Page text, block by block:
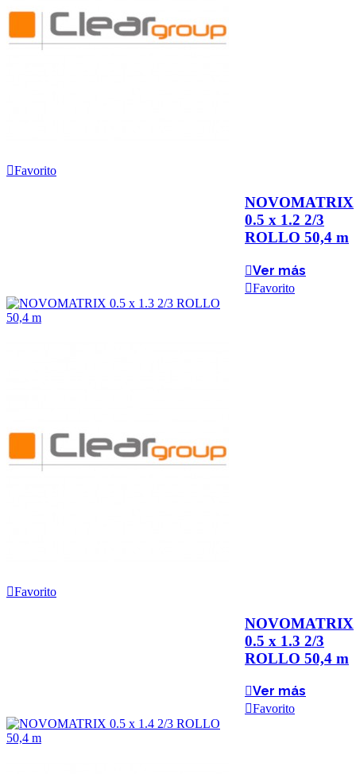
Favorito
NOVOMATRIX
0.5 x 1.2 2/3
ROLLO 50,4 m
Ver más
Favorito
Favorito
NOVOMATRIX
0.5 x 1.3 2/3
ROLLO 50,4 m
Ver más
Favorito